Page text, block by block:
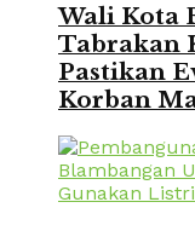
Wali Kota
Tabrakan
Pastikan
Korban